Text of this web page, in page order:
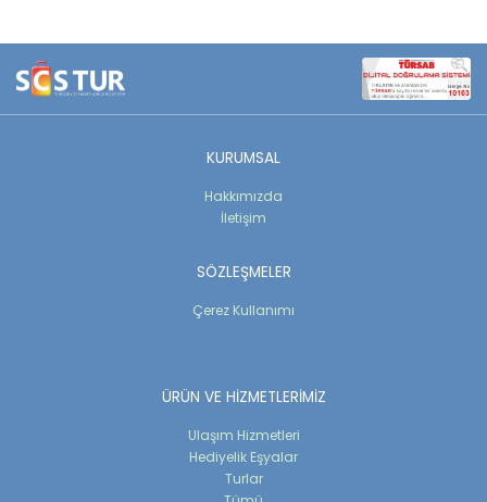
KURUMSAL
Hakkımızda
İletişim
SÖZLEŞMELER
Çerez Kullanımı
ÜRÜN VE HİZMETLERİMİZ
Ulaşım Hizmetleri
Hediyelik Eşyalar
Turlar